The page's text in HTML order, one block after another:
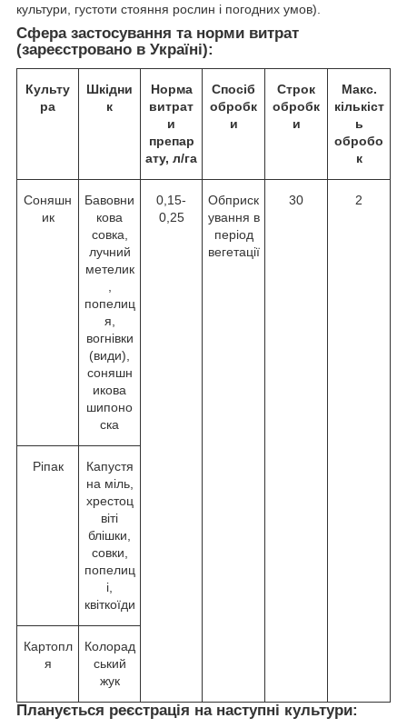
культури, густоти стояння рослин і погодних умов).
Cфера застосування та норми витрат
(зареєстровано в Україні):
Культу
ра
Шкідни
к
Норма
витрат
и
препар
ату, л/га
Спосіб
обробк
и
Строк
обробк
и
Макс.
кількіст
ь
обробо
к
Соняшн
ик
Бавовни
кова
совка,
лучний
метелик
,
попелиц
я,
вогнівки
(види),
соняшн
икова
шипоно
ска
0,15-
0,25
Обприск
ування в
період
вегетації
30 2
Ріпак
Капустя
на міль,
хрестоц
віті
блішки,
совки,
попелиц
і,
квіткоїди
Картопл
я
Колорад
ський
жук
Планується реєстрація на наступні культури: